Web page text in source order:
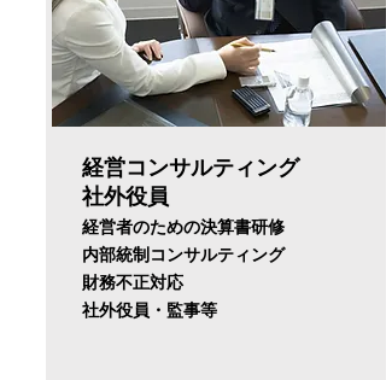
経営コンサルティング
社外役員
経営者のための決算書研修
内部統制コンサルティング
​財務不正対応
​社外役員・監事等